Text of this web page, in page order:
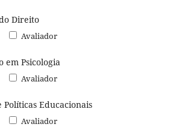
Direito
Avaliador
em Psicologia
Avaliador
Políticas Educacionais
Avaliador